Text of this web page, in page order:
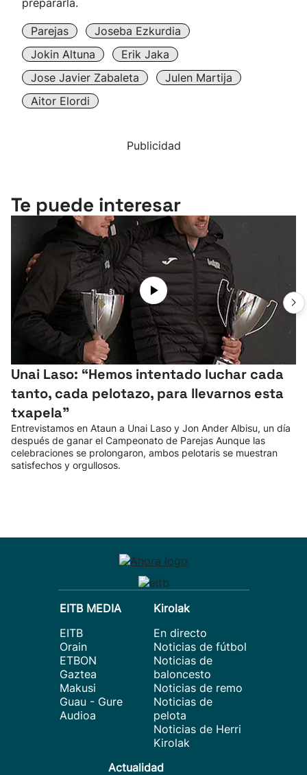
prepararla.
Parejas
Joseba Ezkurdia
Jokin Altuna
Erik Jaka
Jose Javier Zabaleta
Julen Martija
Aitor Elordi
Publicidad
Te puede interesar
Unai Laso: “Hemos intentado luchar cada
tanto, cada pelotazo, para llevarnos esta
txapela”
Entrevistamos en Ataun a Unai Laso y Jon Ander Albisu, un día
después de ganar el Campeonato de Parejas Aunque las
celebraciones se prolongaron, ambos pelotaris se muestran
satisfechos y orgullosos.
EITB MEDIA
EITB
Orain
ETBON
Gaztea
Makusi
Guau - Gure
Audioa
Kirolak
En directo
Noticias de fútbol
Noticias de
baloncesto
Noticias de remo
Noticias de
pelota
Noticias de Herri
Kirolak
Actualidad